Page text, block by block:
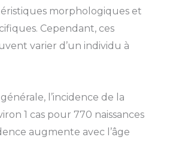
morphologiques et
Cependant, ces
varier d’un individu à
l’incidence de la
1 cas pour 770 naissances
augmente avec l’âge